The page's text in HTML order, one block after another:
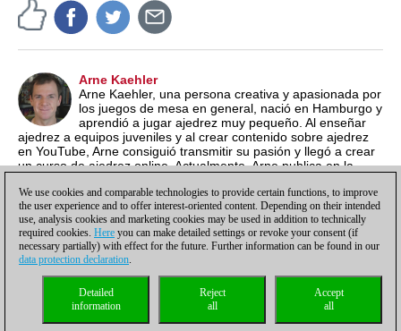
Arne Kaehler
Arne Kaehler, una persona creativa y apasionada por
los juegos de mesa en general, nació en Hamburgo y
aprendió a jugar ajedrez muy pequeño. Al enseñar
ajedrez a equipos juveniles y al crear contenido sobre ajedrez
en YouTube, Arne consiguió transmitir su pasión y llegó a crear
un curso de ajedrez online. Actualmente, Arne publica en la
artículos entretenidos y de promoción.
Política de privacidad |Para contactar Cookies Management
Licencias
Compliance Hotline
We use cookies and comparable technologies to provide certain functions, to improve
the user experience and to offer interest-oriented content. Depending on their intended
use, analysis cookies and marketing cookies may be used in addition to technically
required cookies. Here you can make detailed settings or revoke your consent (if
necessary partially) with effect for the future. Further information can be found in our
data protection declaration.
Accept
all
Reject
all
Detailed
information